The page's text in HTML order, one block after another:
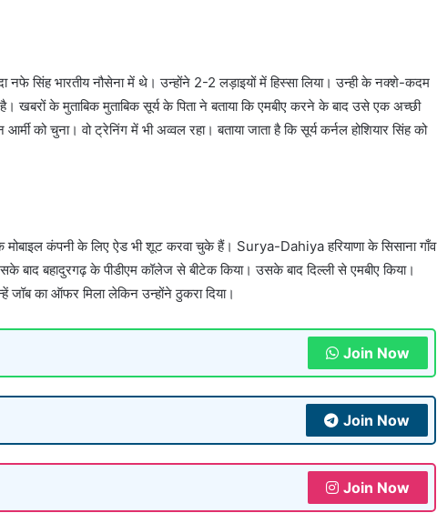
सिंह भारतीय नौसेना में थे। उन्होंने 2-2 लड़ाइयों में हिस्सा लिया। उन्ही के नक्शे-कदम
खबरों के मुताबिक मुताबिक सूर्य के पिता ने बताया कि एमबीए करने के बाद उसे एक अच्छी
को चुना। वो ट्रेनिंग में भी अव्वल रहा। बताया जाता है कि सूर्य कर्नल होशियार सिंह को
कंपनी के लिए ऐड भी शूट करवा चुके हैं। Surya-Dahiya हरियाणा के सिसाना गाँव
बाद बहादुरगढ़ के पीडीएम कॉलेज से बीटेक किया। उसके बाद दिल्ली से एमबीए किया।
का ऑफर मिला लेकिन उन्होंने ठुकरा दिया।
Join Now
Join Now
Join Now